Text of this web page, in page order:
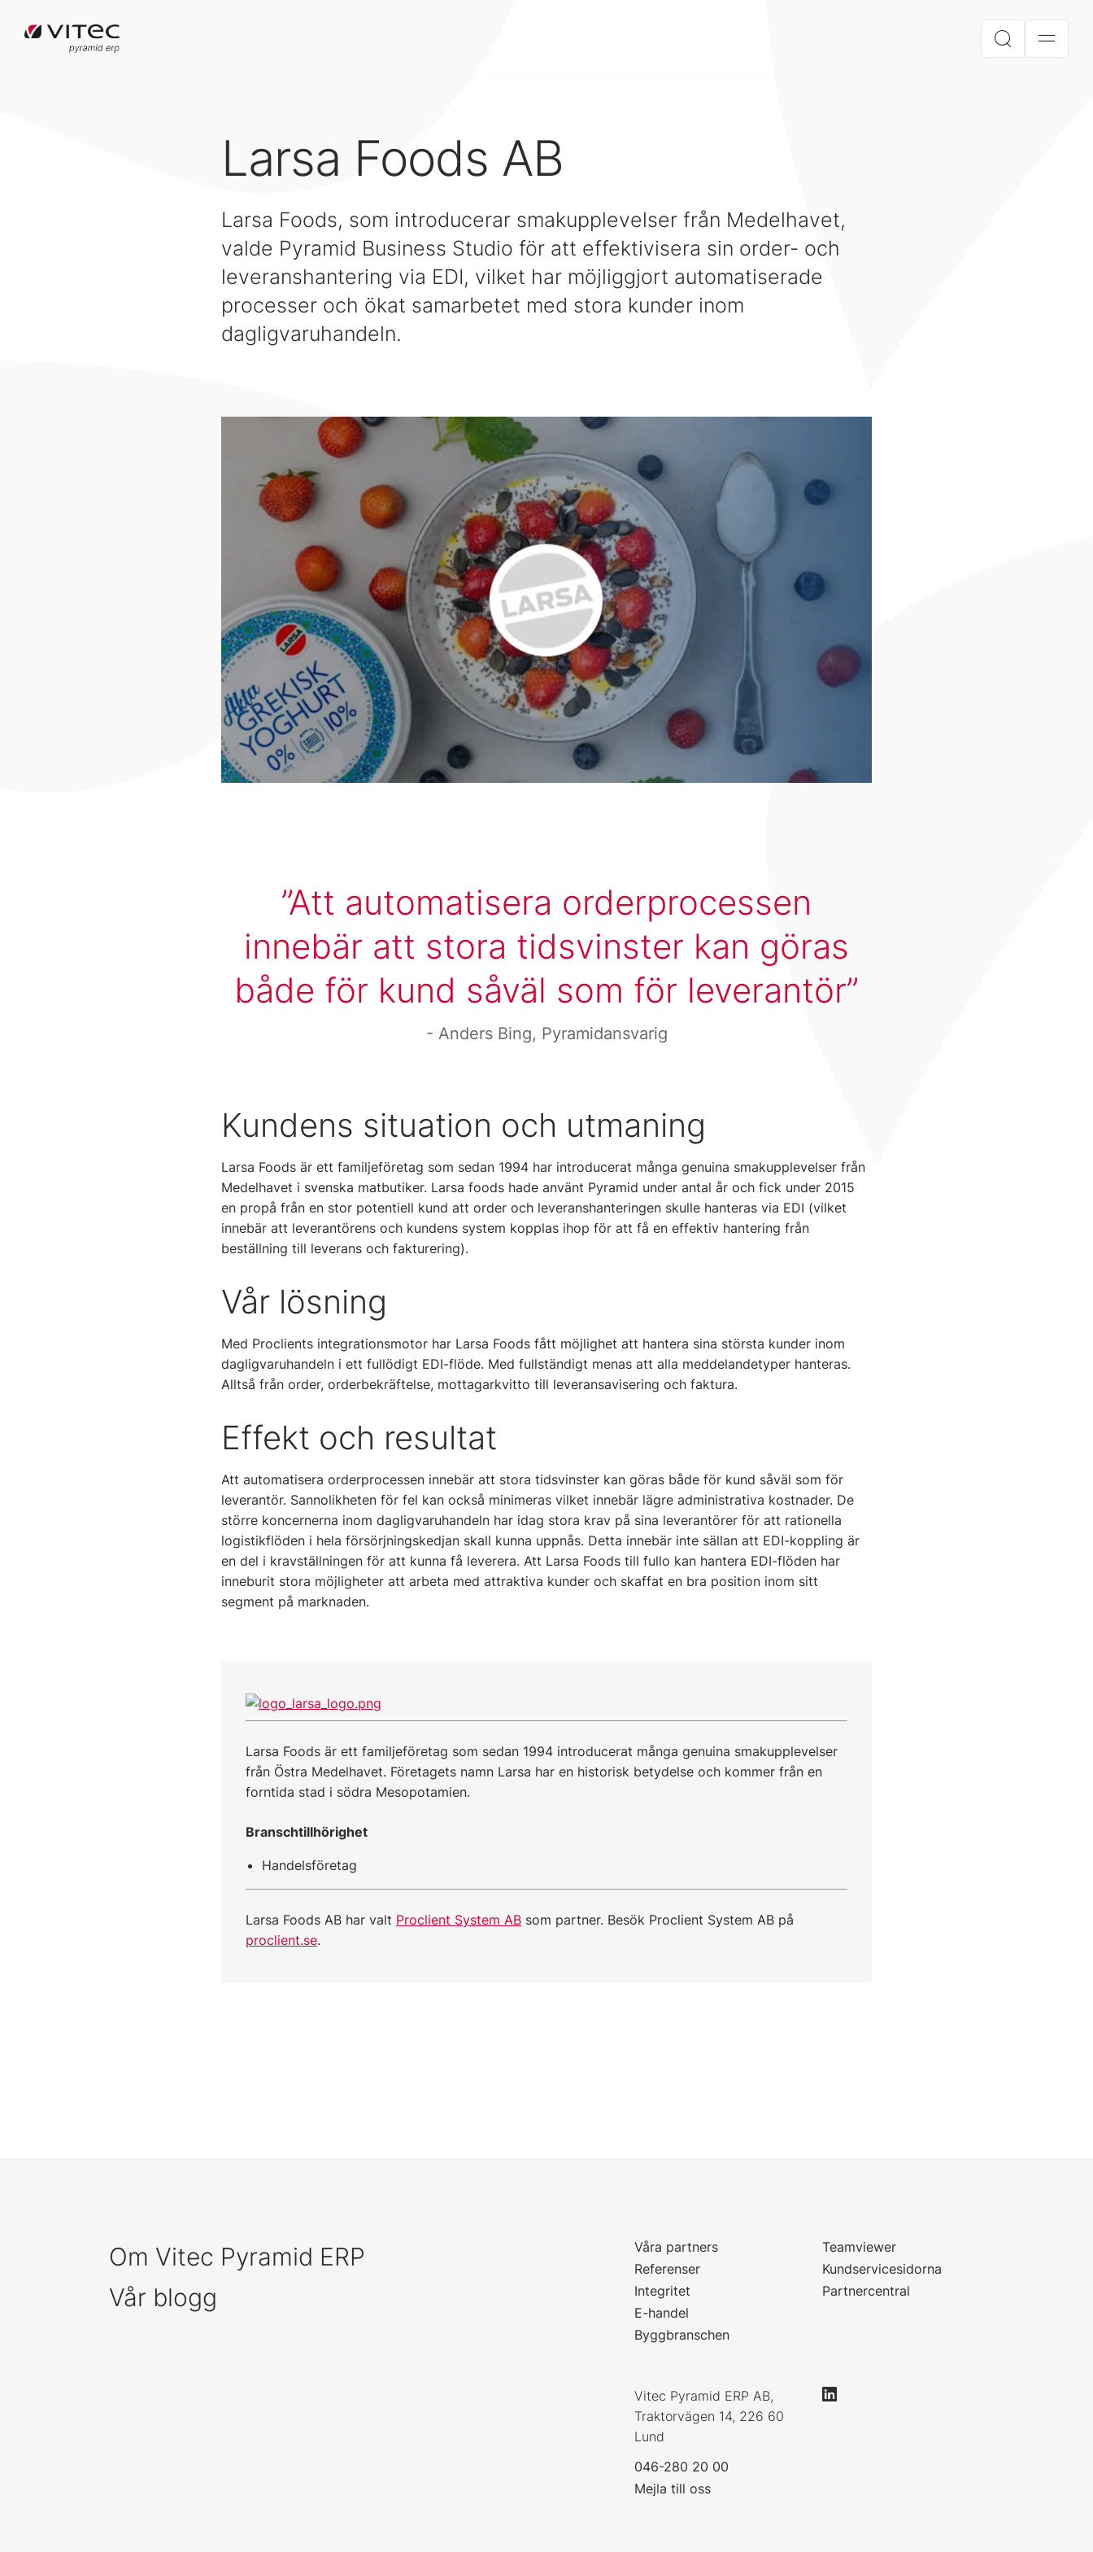
Larsa Foods AB
Larsa Foods, som introducerar smakupplevelser från Medelhavet,
valde Pyramid Business Studio för att effektivisera sin order- och
leveranshantering via EDI, vilket har möjliggjort automatiserade
processer och ökat samarbetet med stora kunder inom
dagligvaruhandeln.
Att automatisera orderprocessen
innebär att stora tidsvinster kan göras
både för kund såväl som för leverantör
Anders Bing, Pyramidansvarig
Kundens situation och utmaning
Larsa Foods är ett familjeföretag som sedan 1994 har introducerat många genuina smakupplevelser från
Medelhavet i svenska matbutiker. Larsa foods hade använt Pyramid under antal år och fick under 2015
en propå från en stor potentiell kund att order och leveranshanteringen skulle hanteras via EDI (vilket
innebär att leverantörens och kundens system kopplas ihop för att få en effektiv hantering från
beställning till leverans och fakturering).
Vår lösning
Med Proclients integrationsmotor har Larsa Foods fått möjlighet att hantera sina största kunder inom
dagligvaruhandeln i ett fullödigt EDI-flöde. Med fullständigt menas att alla meddelandetyper hanteras.
Alltså från order, orderbekräftelse, mottagarkvitto till leveransavisering och faktura.
Effekt och resultat
Att automatisera orderprocessen innebär att stora tidsvinster kan göras både för kund såväl som för
leverantör. Sannolikheten för fel kan också minimeras vilket innebär lägre administrativa kostnader. De
större koncernerna inom dagligvaruhandeln har idag stora krav på sina leverantörer för att rationella
logistikflöden i hela försörjningskedjan skall kunna uppnås. Detta innebär inte sällan att EDI-koppling är
en del i kravställningen för att kunna få leverera. Att Larsa Foods till fullo kan hantera EDI-flöden har
inneburit stora möjligheter att arbeta med attraktiva kunder och skaffat en bra position inom sitt
segment på marknaden.
Larsa Foods är ett familjeföretag som sedan 1994 introducerat många genuina smakupplevelser
från Östra Medelhavet. Företagets namn Larsa har en historisk betydelse och kommer från en
forntida stad i södra Mesopotamien.
Branschtillhörighet
Handelsföretag
Larsa Foods AB har valt Proclient System AB som partner. Besök Proclient System AB på
proclient.se.
Om Vitec Pyramid ERP
Vår blogg
Våra partners
Referenser
Integritet
E-handel
Byggbranschen
Teamviewer
Kundservicesidorna
Partnercentral
Vitec Pyramid ERP AB,
Traktorvägen 14, 226 60
Lund
046-280 20 00
Mejla till oss